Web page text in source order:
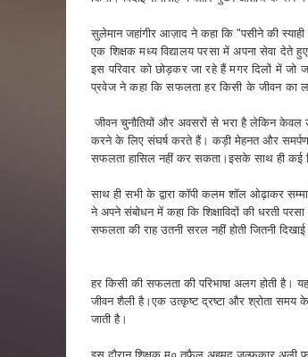
सुलेमान जहांगीर आज़ाद ने कहा कि "पसीने की
एक शिक्षक मध्य विद्यालय परसा में अपना सेवा
इस परिवार को छोड़कर जा रहे हैं मगर दिलों में
प्रवेज ने कहा कि सफलता हर किसी के जीवन का
जीवन चुनौतियों और अवसरों से भरा है लेकिन केवल
करने के लिए संघर्ष करते हैं। कड़ी मेहनत और
सफलता हासिल नहीं कर सकता।इसके साथ ही कई
साथ ही सभी के द्वारा कॉपी कलम शॉल ओढ़ाकर
ने अपने संबोधन में कहा कि शिक्षाविदों की धरती
सफलता की राह उतनी सरल नहीं होती जितनी
हर किसी की सफलता की परिभाषा अलग होती है।
जीवन शैली है।एक उत्कृष्ट द्रष्टा और श्रोता
जाती है।